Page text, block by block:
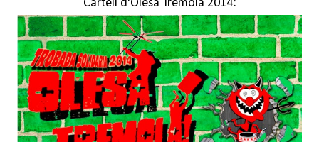
Cartell d'Olesa Tremola 2014: